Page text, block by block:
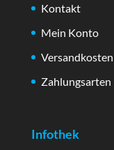
Kontakt
Mein Konto
Versandkosten
Zahlungsarten
Infothek